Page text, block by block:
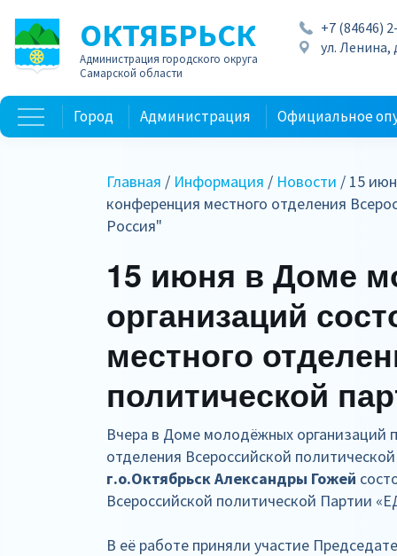
ОКТЯБРЬСК
Администрация городского округа
Самарской области
+7 (84646)
ул. Ленина,
Город Администрация Официальное
Главная / Информация / Новости / 15
конференция местного отделения
Россия"
15 июня в Доме
организаций
местного
политической
Вчера в Доме молодёжных организаций
отделения Всероссийской
г.о.Октябрьск Александры Гожей
Всероссийской политической Партии
В её работе приняли участие